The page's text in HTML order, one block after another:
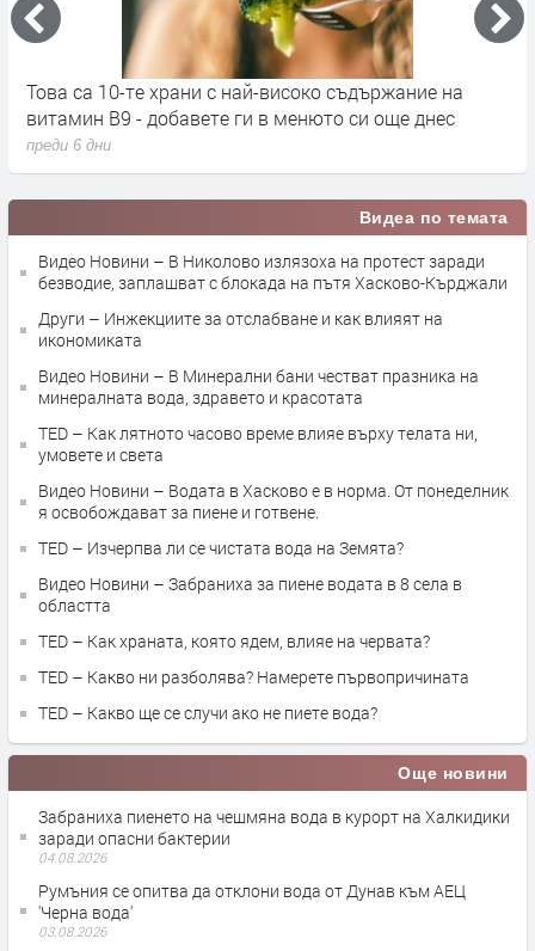
Това са 10-те храни с най-високо съдържание на
витамин B9 - добавете ги в менюто си още днес
преди 6 дни
Видеа по темата
Видео Новини – В Николово излязоха на протест заради
безводие, заплашват с блокада на пътя Хасково-Кърджали
Други – Инжекциите за отслабване и как влияят на
икономиката
Видео Новини – В Минерални бани честват празника на
минералната вода, здравето и красотата
TED – Как лятното часово време влияе върху телата ни,
умовете и света
Видео Новини – Водата в Хасково е в норма. От понеделник
я освобождават за пиене и готвене.
TED – Изчерпва ли се чистата вода на Земята?
Видео Новини – Забраниха за пиене водата в 8 села в
областта
TED – Как храната, която ядем, влияе на червата?
TED – Какво ни разболява? Намерете първопричината
TED – Какво ще се случи ако не пиете вода?
Още новини
Забраниха пиенето на чешмяна вода в курорт на Халкидики
заради опасни бактерии
04.08.2026
Румъния се опитва да отклони вода от Дунав към АЕЦ
'Черна вода'
03.08.2026